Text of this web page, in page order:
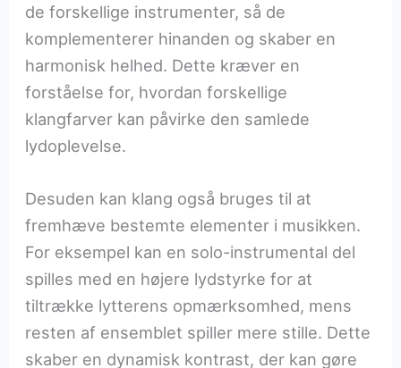
de forskellige instrumenter, så de
komplementerer hinanden og skaber en
harmonisk helhed. Dette kræver en
forståelse for, hvordan forskellige
klangfarver kan påvirke den samlede
lydoplevelse.
Desuden kan klang også bruges til at
fremhæve bestemte elementer i musikken.
For eksempel kan en solo-instrumental del
spilles med en højere lydstyrke for at
tiltrække lytterens opmærksomhed, mens
resten af ensemblet spiller mere stille. Dette
skaber en dynamisk kontrast, der kan gøre